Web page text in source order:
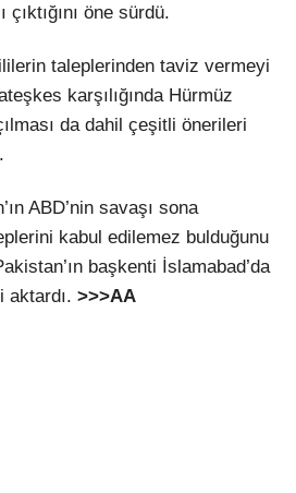
öne sürdü.
taleplerinden taviz vermeyi
karşılığında Hürmüz
da dahil çeşitli önerileri
ABD’nin savaşı sona
kabul edilemez bulduğunu
başkenti İslamabad’da
aktardı. >>>AA